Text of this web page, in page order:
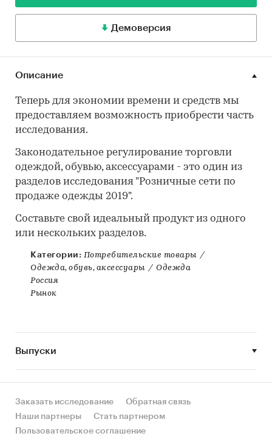
Демоверсия
Описание
Теперь для экономии времени и средств мы
предоставляем возможность приобрести часть
исследования.
Законодательное регулирование торговли
одеждой, обувью, аксессуарами - это один из
разделов исследования "Розничные сети по
продаже одежды 2019".
Составьте свой идеальный продукт из одного
или нескольких разделов.
Категории: Потребительские товары /
Одежда, обувь, аксессуары / Одежда
Россия
Рынок
Выпуски
Заказать исследование
Обратная связь
Наши партнеры
Стать партнером
Пользовательское соглашение